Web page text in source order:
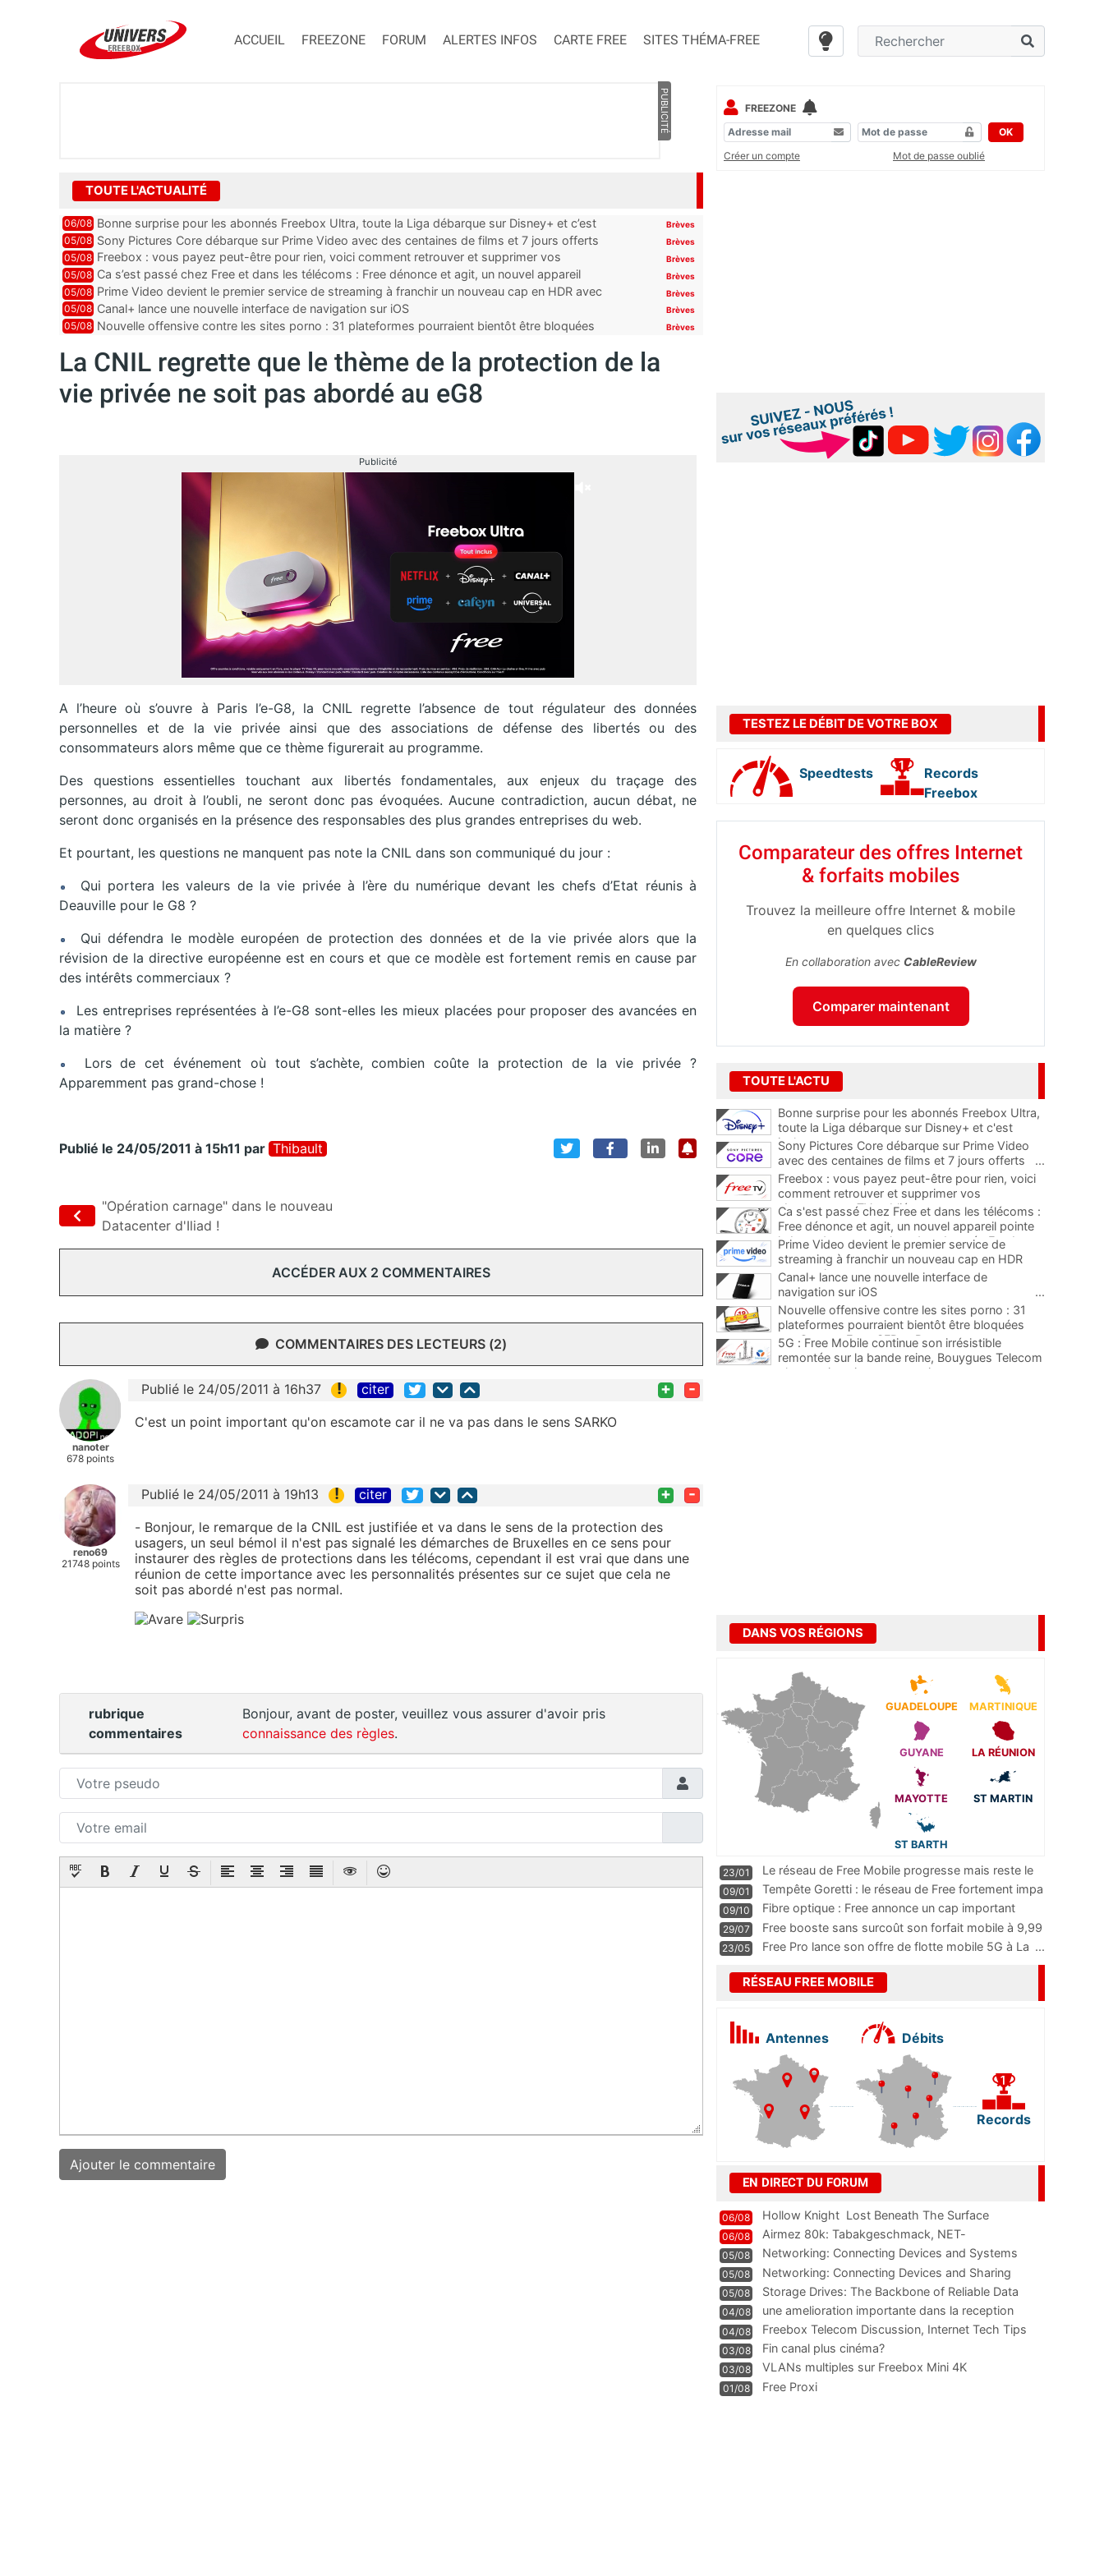
ACCUEIL FREEZONE FORUM ALERTES INFOS CARTE FREE SITES THÉMA-FREE
PUBLICITÉ
TOUTE L'ACTUALITÉ
06/08 Bonne surprise pour les abonnés Freebox Ultra, toute la Liga débarque sur Disney+ et c’est
inclus
Brèves
05/08 Sony Pictures Core débarque sur Prime Video avec des centaines de films et 7 jours offerts Brèves
05/08 Freebox : vous payez peut-être pour rien, voici comment retrouver et supprimer vos
abonnements TV oubliés
Brèves
05/08 Ca s’est passé chez Free et dans les télécoms : Free dénonce et agit, un nouvel appareil
pointe le bout de...
Brèves
05/08 Prime Video devient le premier service de streaming à franchir un nouveau cap en HDR avec
ce lancement
Brèves
05/08 Canal+ lance une nouvelle interface de navigation sur iOS Brèves
05/08 Nouvelle offensive contre les sites porno : 31 plateformes pourraient bientôt être bloquées
Brèves
La CNIL regrette que le thème de la protection de la
vie privée ne soit pas abordé au eG8
Publicité
A l’heure où s’ouvre à Paris l’e-G8, la CNIL regrette l’absence de tout régulateur des données
personnelles et de la vie privée ainsi que des associations de défense des libertés ou des
consommateurs alors même que ce thème figurerait au programme.
Des questions essentielles touchant aux libertés fondamentales, aux enjeux du traçage des
personnes, au droit à l’oubli, ne seront donc pas évoquées. Aucune contradiction, aucun débat, ne
seront donc organisés en la présence des responsables des plus grandes entreprises du web.
Et pourtant, les questions ne manquent pas note la CNIL dans son communiqué du jour :
Qui portera les valeurs de la vie privée à l’ère du numérique devant les chefs d’Etat réunis à
Deauville pour le G8 ?
Qui défendra le modèle européen de protection des données et de la vie privée alors que la
révision de la directive européenne est en cours et que ce modèle est fortement remis en cause par
des intérêts commerciaux ?
Les entreprises représentées à l’e-G8 sont-elles les mieux placées pour proposer des avancées en
la matière ?
Lors de cet événement où tout s’achète, combien coûte la protection de la vie privée ?
Apparemment pas grand-chose !
Publié le 24/05/2011 à 15h11 par Thibault
"Opération carnage" dans le nouveau
Datacenter d'Iliad !
ACCÉDER AUX 2 COMMENTAIRES
COMMENTAIRES DES LECTEURS (2)
nanoter
678 points
Publié le 24/05/2011 à 16h37 ! citer + -
C'est un point important qu'on escamote car il ne va pas dans le sens SARKO
reno69
21748 points
Publié le 24/05/2011 à 19h13 ! citer + -
- Bonjour, le remarque de la CNIL est justifiée et va dans le sens de la protection des
usagers, un seul bémol il n'est pas signalé les démarches de Bruxelles en ce sens pour
instaurer des règles de protections dans les télécoms, cependant il est vrai que dans une
réunion de cette importance avec les personnalités présentes sur ce sujet que cela ne
soit pas abordé n'est pas normal.
rubrique
commentaires
Bonjour, avant de poster, veuillez vous assurer d'avoir pris
connaissance des règles.
FREEZONE
OK
Créer un compte
Mot de passe oublié
TESTEZ LE DÉBIT DE VOTRE BOX
Speedtests
Records
Freebox
Comparateur des offres Internet
& forfaits mobiles
Trouvez la meilleure offre Internet & mobile
en quelques clics
En collaboration avec CableReview
Comparer maintenant
TOUTE L'ACTU
Bonne surprise pour les abonnés Freebox Ultra,
toute la Liga débarque sur Disney+ et c'est
inclus
Sony Pictures Core débarque sur Prime Video
avec des centaines de films et 7 jours offerts
...
Freebox : vous payez peut-être pour rien, voici
comment retrouver et supprimer vos
abonnements TV oubliés
...
Ca s'est passé chez Free et dans les télécoms :
Free dénonce et agit, un nouvel appareil pointe
le bout de son nez chez des abonnés Freebox...
Prime Video devient le premier service de
streaming à franchir un nouveau cap en HDR
avec ce lancement
Canal+ lance une nouvelle interface de
navigation sur iOS
...
Nouvelle offensive contre les sites porno : 31
plateformes pourraient bientôt être bloquées
par Orange, Free, SFR et Bouygues
5G : Free Mobile continue son irrésistible
remontée sur la bande reine, Bouygues Telecom
plus que jamais sous pression
DANS VOS RÉGIONS
GUADELOUPE MARTINIQUE
GUYANE LA RÉUNION
MAYOTTE ST MARTIN
ST BARTH
23/01
Le réseau de Free Mobile progresse mais reste le
m
...
09/01
Tempête Goretti : le réseau de Free fortement impa
09/10
Fibre optique : Free annonce un cap important
pass
...
29/07
Free booste sans surcoût son forfait mobile à 9,99
23/05 Free Pro lance son offre de flotte mobile 5G à La ...
RÉSEAU FREE MOBILE
Antennes Débits
Records
EN DIRECT DU FORUM
06/08 Hollow Knight  Lost Beneath The Surface
06/08
Airmez 80k: Tabakgeschmack, NET-
Technologie und Leistung im
05/08 Networking: Connecting Devices and Systems
05/08
Networking: Connecting Devices and Sharing
Information
05/08
Storage Drives: The Backbone of Reliable Data
Management
04/08
une amelioration importante dans la reception
WIFI
04/08
Freebox Telecom Discussion, Internet Tech Tips
Communi
03/08 Fin canal plus cinéma?
03/08 VLANs multiples sur Freebox Mini 4K
01/08 Free Proxi